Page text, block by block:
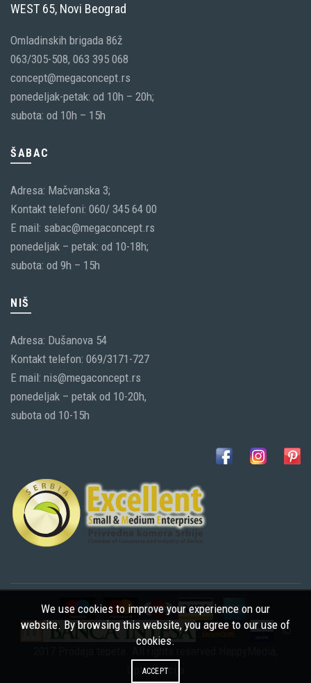
WEST 65, Novi Beograd
Omladinskih brigada 86ž
063/305-508, 063 395 068
concept@megaconcept.rs
ponedeljak-petak: od 10h – 20h;
subota: od 10h – 15h
ŠABAC
Adresa: Mačvanska 3;
Kontakt telefoni: 060/ 345 64 00
E mail: sabac@megaconcept.rs
ponedeljak – petak: od 10-18h;
subota: od 9h – 15h
NIŠ
Adresa: Dušanova 54
Kontakt telefon: 069/3171-727
E mail: nis@megaconcept.rs
ponedeljak – petak od 10-20h,
subota od 10-15h
©
Optimizacija
We use cookies to improve your experience on our
website. By browsing this website, you agree to our use of
cookies.
ACCEPT